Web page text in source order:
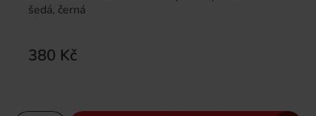
šedá, černá
380 Kč